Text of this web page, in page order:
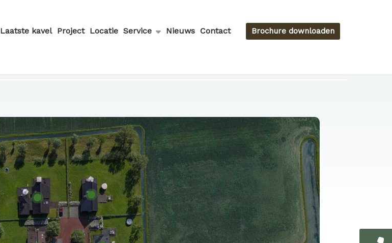
Laatste kavel Project Locatie Service Nieuws Contact Brochure downloaden
Bouwkavel 3
Bouwkavel 5